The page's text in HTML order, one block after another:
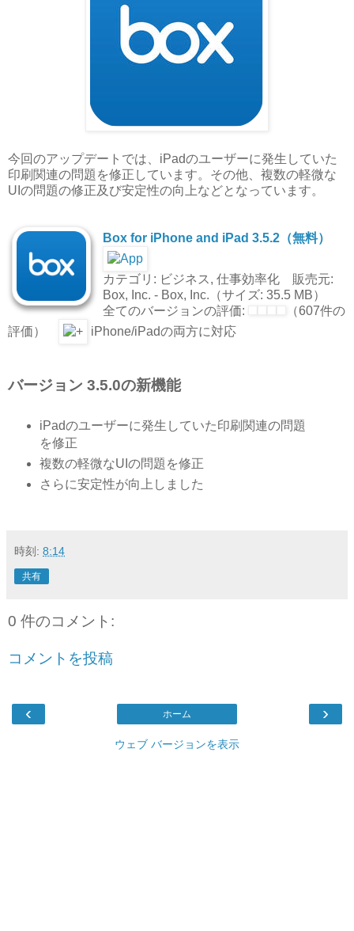
今回のアップデートでは、iPadのユーザーに発生していた
印刷関連の問題を修正しています。その他、複数の軽微な
UIの問題の修正及び安定性の向上などとなっています。
Box for iPhone and iPad 3.5.2（無料）
カテゴリ: ビジネス, 仕事効率化 販売元:
Box, Inc. - Box, Inc.（サイズ: 35.5 MB）
全てのバージョンの評価:
（607件の
評価）
iPhone/iPadの両方に対応
バージョン 3.5.0の新機能
iPadのユーザーに発生していた印刷関連の問題
を修正
複数の軽微なUIの問題を修正
さらに安定性が向上しました
時刻: 8:14
共有
0 件のコメント:
コメントを投稿
‹ ›
ホーム
ウェブ バージョンを表示